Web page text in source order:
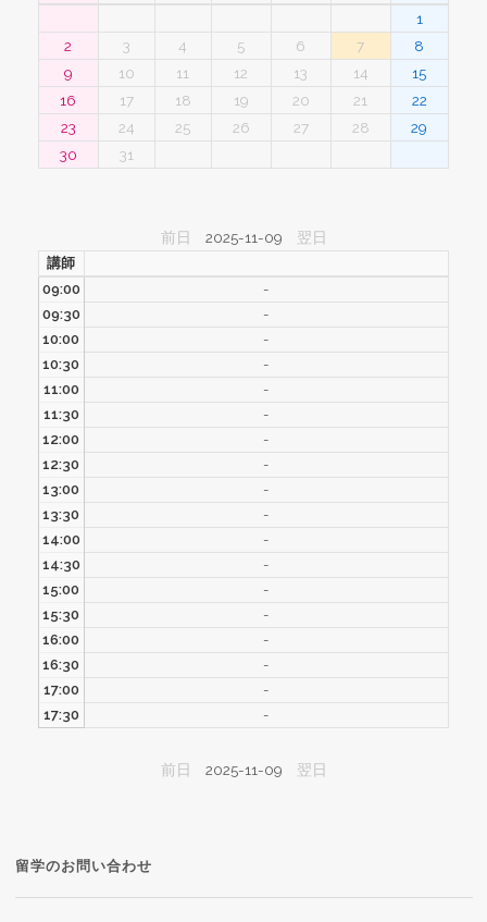
1
2
3 4 5 6 7
8
9
10 11 12 13 14
15
16
17 18 19 20 21
22
23
24 25 26 27 28
29
30
31
前日 2025-11-09 翌日
講師
09:00
-
09:30
-
10:00
-
10:30
-
11:00
-
11:30
-
12:00
-
12:30
-
13:00
-
13:30
-
14:00
-
14:30
-
15:00
-
15:30
-
16:00
-
16:30
-
17:00
-
17:30
-
前日 2025-11-09 翌日
留学のお問い合わせ